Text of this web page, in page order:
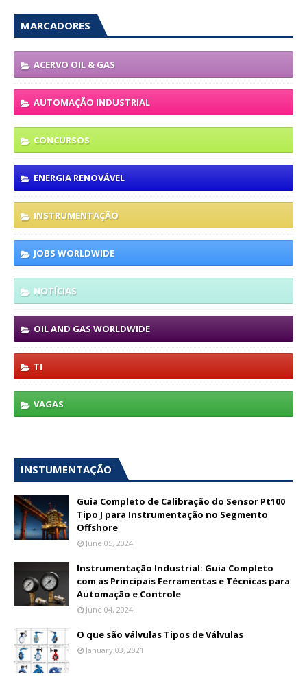
MARCADORES
ACERVO OIL & GAS
AUTOMAÇÃO INDUSTRIAL
CONCURSOS
ENERGIA RENOVÁVEL
INSTRUMENTAÇÃO
JOBS WORLDWIDE
NOTÍCIAS
OIL AND GAS WORLDWIDE
TI
VAGAS
INSTUMENTAÇÃO
Guia Completo de Calibração do Sensor Pt100
Tipo J para Instrumentação no Segmento
Offshore
June 05, 2024
Instrumentação Industrial: Guia Completo
com as Principais Ferramentas e Técnicas para
Automação e Controle
June 04, 2024
O que são válvulas Tipos de Válvulas
January 03, 2021